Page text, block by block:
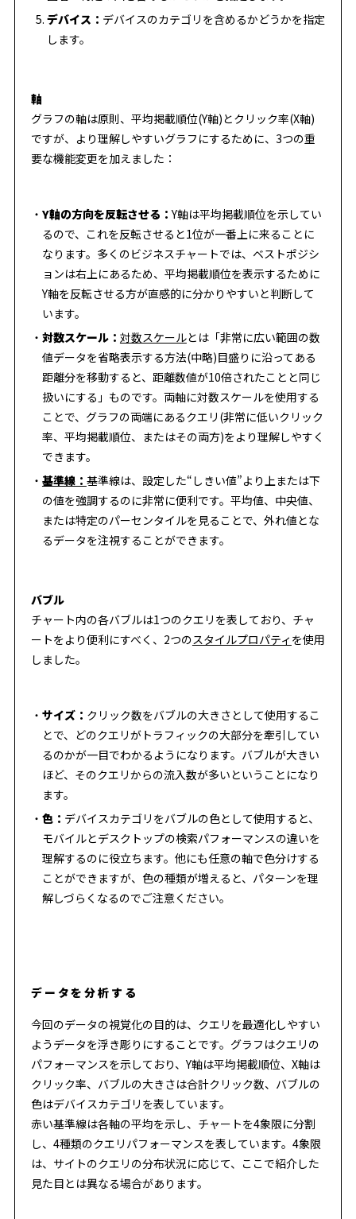
デバイス： デバイスのカテゴリを含めるかどうかを指定
します。
軸
グラフの軸は原則、平均掲載順位(Y軸)とクリック率(X軸)
ですが、より理解しやすいグラフにするために、3つの重
要な機能変更を加えました：
Y軸の方向を反転させる：Y軸は平均掲載順位を示してい
るので、これを反転させると1位が一番上に来ることに
なります。多くのビジネスチャートでは、ベストポジシ
ョンは右上にあるため、平均掲載順位を表示するために
Y軸を反転させる方が直感的に分かりやすいと判断して
います。
対数スケール： 対数スケールとは「非常に広い範囲の数
値データを省略表示する方法(中略)目盛りに沿ってある
距離分を移動すると、距離数値が10倍されたことと同じ
扱いにする」ものです。両軸に対数スケールを使用する
ことで、グラフの両端にあるクエリ(非常に低いクリック
率、平均掲載順位、またはその両方)をより理解しやすく
できます。
基準線： 基準線は、設定した“しきい値”より上または下
の値を強調するのに非常に便利です。平均値、中央値、
または特定のパーセンタイルを見ることで、外れ値とな
るデータを注視することができます。
バブル
チャート内の各バブルは1つのクエリを表しており、チャ
ートをより便利にすべく、2つのスタイルプロパティ を使用
しました。
サイズ： クリック数をバブルの大きさとして使用するこ
とで、どのクエリがトラフィックの大部分を牽引してい
るのかが一目でわかるようになります。バブルが大きい
ほど、そのクエリからの流入数が多いということになり
ます。
色： デバイスカテゴリをバブルの色として使用すると、
モバイルとデスクトップの検索パフォーマンスの違いを
理解するのに役立ちます。他にも任意の軸で色分けする
ことができますが、色の種類が増えると、パターンを理
解しづらくなるのでご注意ください。
データを分析する
今回のデータの視覚化の目的は、クエリを最適化しやすい
ようデータを浮き彫りにすることです。グラフはクエリの
パフォーマンスを示しており、Y軸は平均掲載順位、X軸は
クリック率、バブルの大きさは合計クリック数、バブルの
色はデバイスカテゴリを表しています。
赤い基準線は各軸の平均を示し、チャートを4象限に分割
し、4種類のクエリパフォーマンスを表しています。4象限
は、サイトのクエリの分布状況に応じて、ここで紹介した
見た目とは異なる場合があります。